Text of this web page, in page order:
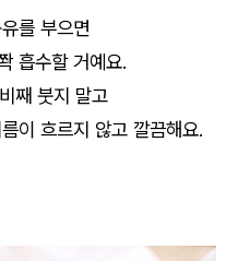
를 부으면
흡수할 거예요.
째 붓지 말고
이 흐르지 않고 깔끔해요.